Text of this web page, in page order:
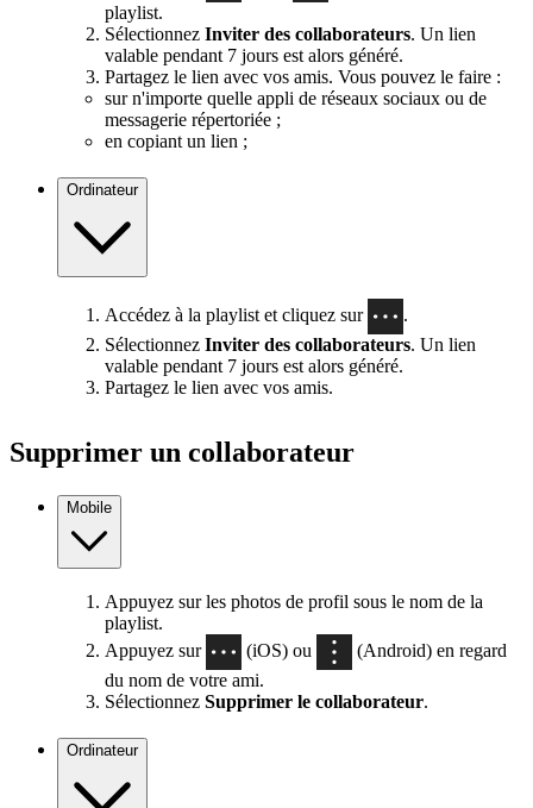
playlist.
Sélectionnez Inviter des collaborateurs. Un lien
valable pendant 7 jours est alors généré.
Partagez le lien avec vos amis. Vous pouvez le faire :
sur n'importe quelle appli de réseaux sociaux ou de
messagerie répertoriée ;
en copiant un lien ;
Ordinateur
Accédez à la playlist et cliquez sur
.
Sélectionnez Inviter des collaborateurs. Un lien
valable pendant 7 jours est alors généré.
Partagez le lien avec vos amis.
Supprimer un collaborateur
Mobile
Appuyez sur les photos de profil sous le nom de la
playlist.
Appuyez sur
(iOS) ou
(Android) en regard
du nom de votre ami.
Sélectionnez Supprimer le collaborateur.
Ordinateur